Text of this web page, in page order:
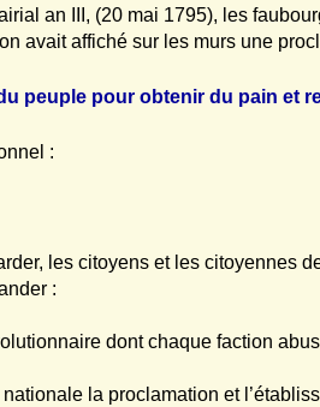
an III, (20 mai 1795), les
avait affiché sur les murs une
peuple pour obtenir du pain et
:
les citoyens et les citoyennes
:
dont chaque faction
la proclamation et